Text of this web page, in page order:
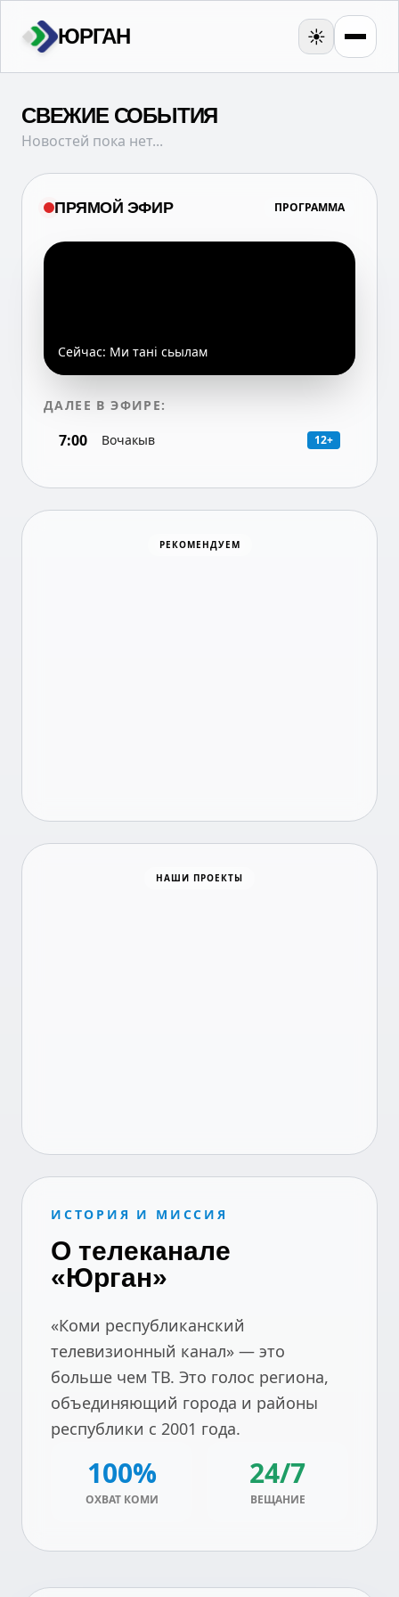
ЮРГАН ☀️
СВЕЖИЕ СОБЫТИЯ
Новостей пока нет...
ПРЯМОЙ ЭФИР ПРОГРАММА
Сейчас: Ми танi сьылам
ДАЛЕЕ В ЭФИРЕ:
7:00 Вочакыв 12+
РЕКОМЕНДУЕМ
Хоккей
НАШИ ПРОЕКТЫ
Время новостей
ИСТОРИЯ И МИССИЯ
О телеканале
«Юрган»
«Коми республиканский
телевизионный канал» — это
больше чем ТВ. Это голос региона,
объединяющий города и районы
республики с 2001 года.
100%
ОХВАТ КОМИ
24/7
ВЕЩАНИЕ